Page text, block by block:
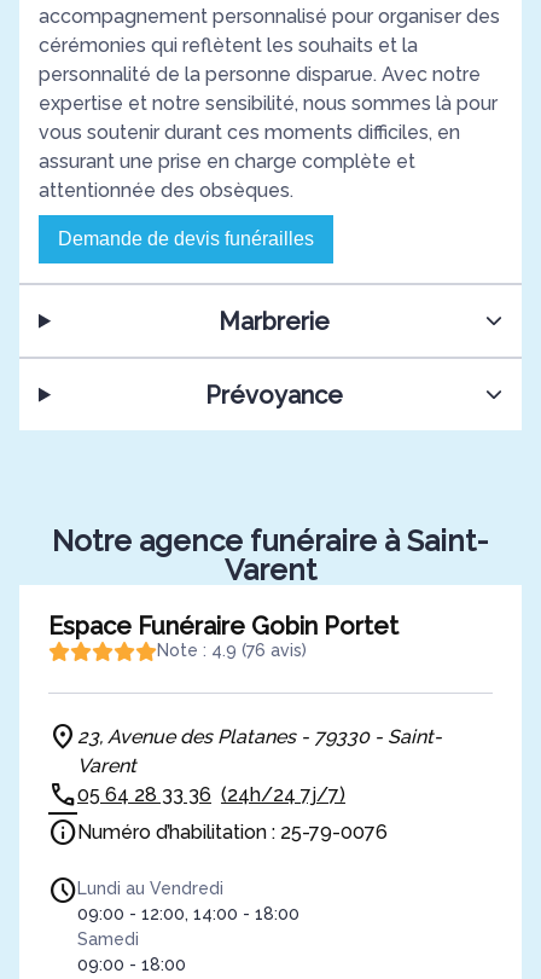
accompagnement personnalisé pour organiser des
cérémonies qui reflètent les souhaits et la
personnalité de la personne disparue. Avec notre
expertise et notre sensibilité, nous sommes là pour
vous soutenir durant ces moments difficiles, en
assurant une prise en charge complète et
attentionnée des obsèques.
Demande de devis funérailles
Marbrerie
Prévoyance
Notre agence funéraire à Saint-
Varent
Espace Funéraire Gobin Portet
Note : 4.9 (76 avis)
23, Avenue des Platanes - 79330 - Saint-
Varent
05 64 28 33 36 (24h/24 7j/7)
Numéro d’habilitation : 25-79-0076
Lundi au Vendredi
09:00 - 12:00, 14:00 - 18:00
Samedi
09:00 - 18:00